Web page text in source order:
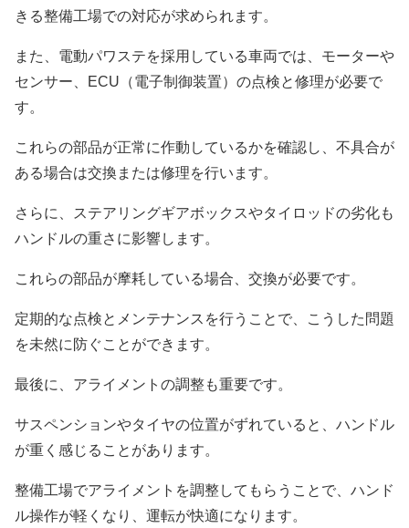
きる整備工場での対応が求められます。
また、電動パワステを採用している車両では、モーターや
センサー、ECU（電子制御装置）の点検と修理が必要で
す。
これらの部品が正常に作動しているかを確認し、不具合が
ある場合は交換または修理を行います。
さらに、ステアリングギアボックスやタイロッドの劣化も
ハンドルの重さに影響します。
これらの部品が摩耗している場合、交換が必要です。
定期的な点検とメンテナンスを行うことで、こうした問題
を未然に防ぐことができます。
最後に、アライメントの調整も重要です。
サスペンションやタイヤの位置がずれていると、ハンドル
が重く感じることがあります。
整備工場でアライメントを調整してもらうことで、ハンド
ル操作が軽くなり、運転が快適になります。